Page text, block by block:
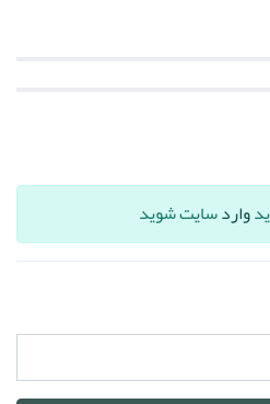
واردسایت شوید